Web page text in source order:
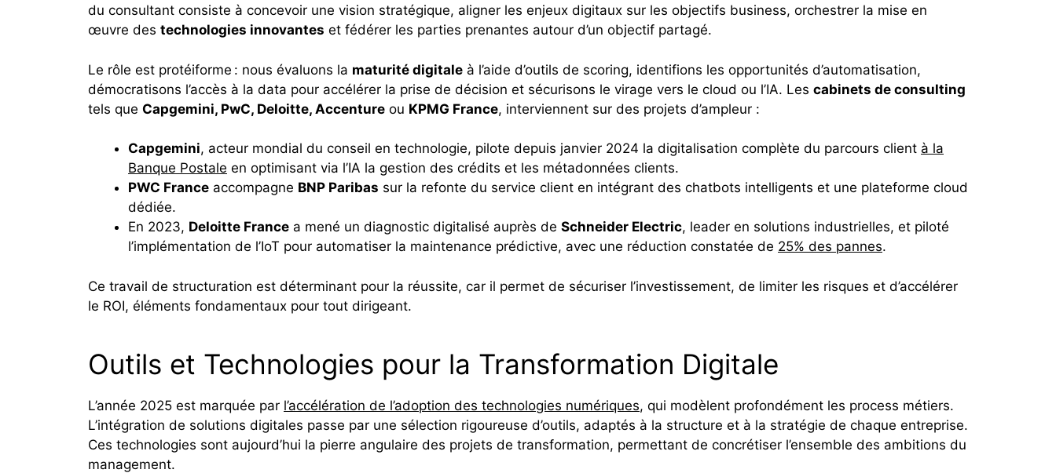
du consultant consiste à concevoir une vision stratégique, aligner les enjeux digitaux sur les objectifs business, orchestrer la mise en
œuvre des technologies innovantes et fédérer les parties prenantes autour d’un objectif partagé.
Le rôle est protéiforme : nous évaluons la maturité digitale à l’aide d’outils de scoring, identifions les opportunités d’automatisation,
démocratisons l’accès à la data pour accélérer la prise de décision et sécurisons le virage vers le cloud ou l’IA. Les cabinets de consulting
tels que Capgemini, PwC, Deloitte, Accenture ou KPMG France, interviennent sur des projets d’ampleur :
Capgemini, acteur mondial du conseil en technologie, pilote depuis janvier 2024 la digitalisation complète du parcours client à la
Banque Postale en optimisant via l’IA la gestion des crédits et les métadonnées clients.
PWC France accompagne BNP Paribas sur la refonte du service client en intégrant des chatbots intelligents et une plateforme cloud
dédiée.
En 2023, Deloitte France a mené un diagnostic digitalisé auprès de Schneider Electric, leader en solutions industrielles, et piloté
l’implémentation de l’IoT pour automatiser la maintenance prédictive, avec une réduction constatée de 25% des pannes.
Ce travail de structuration est déterminant pour la réussite, car il permet de sécuriser l’investissement, de limiter les risques et d’accélérer
le ROI, éléments fondamentaux pour tout dirigeant.
Outils et Technologies pour la Transformation Digitale
L’année 2025 est marquée par l’accélération de l’adoption des technologies numériques, qui modèlent profondément les process métiers.
L’intégration de solutions digitales passe par une sélection rigoureuse d’outils, adaptés à la structure et à la stratégie de chaque entreprise.
Ces technologies sont aujourd’hui la pierre angulaire des projets de transformation, permettant de concrétiser l’ensemble des ambitions du
management.